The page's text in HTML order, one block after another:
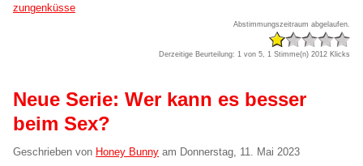
zungenküsse
Abstimmungszeitraum abgelaufen.
Derzeitige Beurteilung: 1 von 5, 1 Stimme(n) 2012 Klicks
Neue Serie: Wer kann es besser
beim Sex?
Geschrieben von Honey Bunny am Donnerstag, 11. Mai 2023